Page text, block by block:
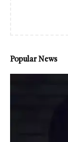
Popular News